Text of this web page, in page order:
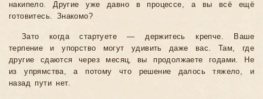
накипело. Другие уже давно в процессе, а вы всё ещё
готовитесь. Знакомо?
Зато когда стартуете — держитесь крепче. Ваше
терпение и упорство могут удивить даже вас. Там, где
другие сдаются через месяц, вы продолжаете годами. Не
из упрямства, а потому что решение далось тяжело, и
назад пути нет.